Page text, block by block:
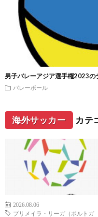
男子バレーアジア選手権2023の
バレーボール
海外サッカー カテ
2026.08.06
プリメイラ・リーガ（ポルトガ